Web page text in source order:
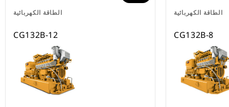
الطاقة الكهربائية
CG132B-12
الطاقة الكهربائية
CG132B-8